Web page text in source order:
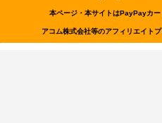
本ページ・本サイトはPayPayカ
アコム株式会社等のアフィリエイト